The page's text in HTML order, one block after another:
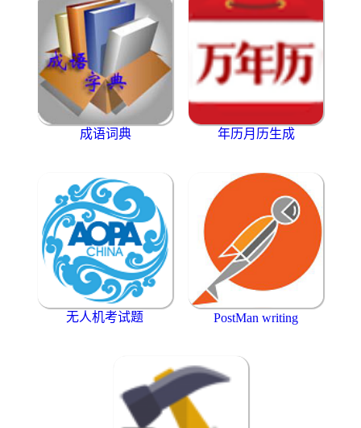
成语词典 年历月历生成
无人机考试题 PostMan writing